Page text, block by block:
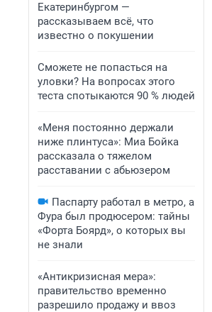
Екатеринбургом —
рассказываем всё, что
известно о покушении
Сможете не попасться на
уловки? На вопросах этого
теста спотыкаются 90 % людей
«Меня постоянно держали
ниже плинтуса»: Миа Бойка
рассказала о тяжелом
расставании с абьюзером
Паспарту работал в метро, а
Фура был продюсером: тайны
«Форта Боярд», о которых вы
не знали
«Антикризисная мера»:
правительство временно
разрешило продажу и ввоз